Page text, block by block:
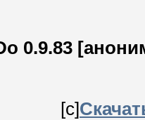
0.9.83
[c]